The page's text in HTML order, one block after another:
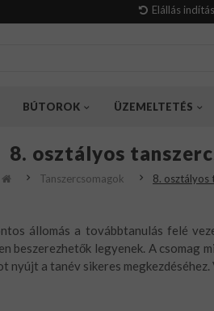
Elállás
BÚTOROK ÜZEMELTETÉS
8. osztályos
Tanszercsomagok 8. osztályos
állomás a továbbtanulás felé
beszerezhetők legyenek. A
a tanév sikeres